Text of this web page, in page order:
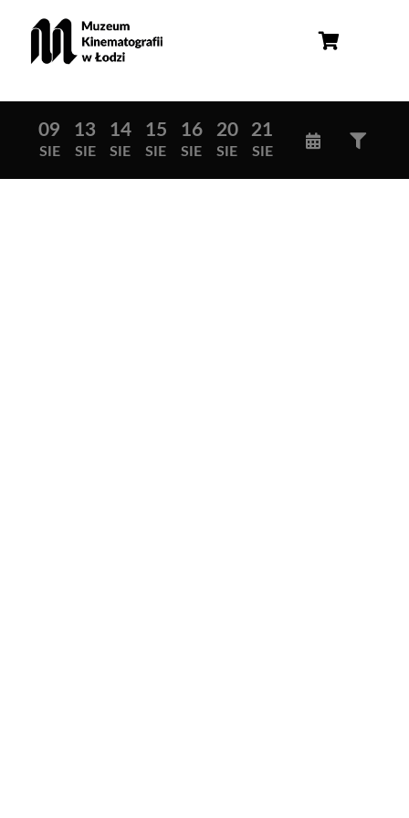
09
SIE
13
SIE
14
SIE
15
SIE
16
SIE
20
SIE
21
SIE